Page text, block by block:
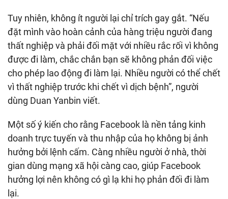
Tuy nhiên, không ít người lại chỉ trích gay gắt. “Nếu
đặt mình vào hoàn cảnh của hàng triệu người đang
thất nghiệp và phải đối mặt với nhiều rắc rối vì không
được đi làm, chắc chắn bạn sẽ không phản đối việc
cho phép lao động đi làm lại. Nhiều người có thể chết
vì thất nghiệp trước khi chết vì dịch bệnh”, người
dùng Duan Yanbin viết.
Một số ý kiến cho rằng Facebook là nền tảng kinh
doanh trực tuyến và thu nhập của họ không bị ảnh
hưởng bởi lệnh cấm. Càng nhiều người ở nhà, thời
gian dùng mạng xã hội càng cao, giúp Facebook
hưởng lợi nên không có gì lạ khi họ phản đối đi làm
lại.